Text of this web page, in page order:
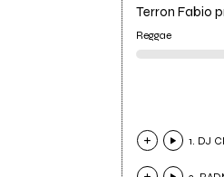
Terron Fabio
Reggae
1. DJ